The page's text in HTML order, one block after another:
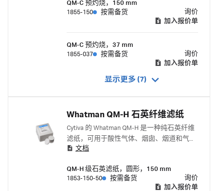
QM-C 预灼烧，150 mm
1855-150
按需备货
询价
加入报价单
QM-C 预灼烧，37 mm
1855-037
按需备货
询价
加入报价单
显示更多 (7)
Whatman QM-H 石英纤维滤纸
Cytiva 的 Whatman QM-H 是一种纯石英纤维
滤纸，可用于酸性气体、烟囱、烟道和气溶
胶采样。Whatman QM-H 重金属含量低，因
文档
QM-H 级石英滤纸，圆形，150 mm
1853-150-50
按需备货
询价
加入报价单